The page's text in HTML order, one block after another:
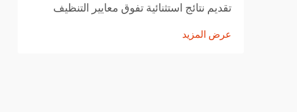
تقديم نتائج استثنائية تفوق معايير التنظيف
اختيارات عشوائية، بل هي حلول تم اختيارها
عرض المزيد